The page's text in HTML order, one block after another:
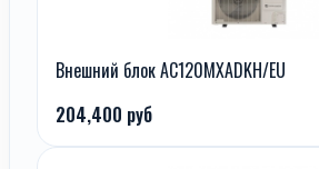
Внешний блок AC120MXADKH/EU
204,400 руб